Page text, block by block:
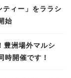
ィー」をララシ
始
豊洲場外マルシ
時開催です！